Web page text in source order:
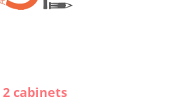
2 cabinets